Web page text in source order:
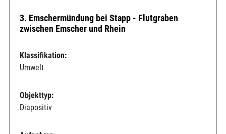
3. Emschermündung bei Stapp - Flutgraben
zwischen Emscher und Rhein
Klassifikation:
Umwelt
Objekttyp:
Diapositiv